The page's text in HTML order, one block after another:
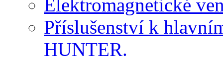
Elektromagnetické
Příslušenství k
HUNTER.